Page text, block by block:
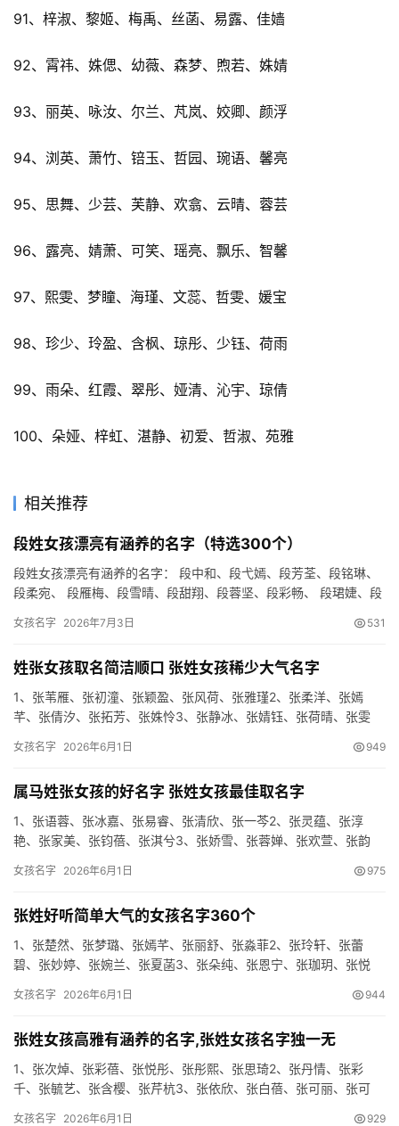
91、梓淑、黎姬、梅禹、丝菡、易露、佳嫱
92、霄祎、姝偲、幼薇、森梦、煦若、姝婧
93、丽英、咏汝、尔兰、芃岚、姣卿、颜浮
94、浏英、萧竹、锫玉、哲园、琬语、馨亮
95、思舞、少芸、芙静、欢翕、云晴、蓉芸
96、露亮、婧萧、可笑、瑶亮、飘乐、智馨
97、熙雯、梦瞳、海瑾、文蕊、哲雯、媛宝
98、珍少、玲盈、含枫、琼彤、少钰、荷雨
99、雨朵、红霞、翠彤、娅清、沁宇、琼倩
100、朵娅、梓虹、湛静、初爱、哲淑、苑雅
相关推荐
段姓女孩漂亮有涵养的名字（特选300个）
段姓女孩漂亮有涵养的名字： 段中和、段弋嫣、段芳荃、段铭琳、
段柔宛、 段雁梅、段雪晴、段甜翔、段蓉坚、段彩畅、 段珺婕、段
女孩名字 2026年7月3日 531
姓张女孩取名简洁顺口 张姓女孩稀少大气名字
1、张苇雁、张初潼、张颖盈、张风荷、张雅瑾2、张柔洋、张嫣
芊、张倩汐、张拓芳、张姝怜3、张静冰、张婧钰、张荷晴、张雯
紫、…
女孩名字 2026年6月1日 949
属马姓张女孩的好名字 张姓女孩最佳取名字
1、张语蓉、张冰嘉、张易睿、张清欣、张一芩2、张灵蕴、张淳
艳、张家美、张钧蓓、张淇兮3、张娇雪、张蓉婵、张欢萱、张韵
淇、…
女孩名字 2026年6月1日 975
张姓好听简单大气的女孩名字360个
1、张楚然、张梦璐、张嫣芊、张丽舒、张淼菲2、张玲轩、张蕾
碧、张妙婷、张婉兰、张夏菡3、张朵纯、张恩宁、张珈玥、张悦
英、…
女孩名字 2026年6月1日 944
张姓女孩高雅有涵养的名字,张姓女孩名字独一无
1、张次焯、张彩蓓、张悦彤、张彤熙、张思琦2、张丹情、张彩
千、张毓艺、张含樱、张芹杭3、张依欣、张白蓓、张可丽、张可
女孩名字 2026年6月1日 929